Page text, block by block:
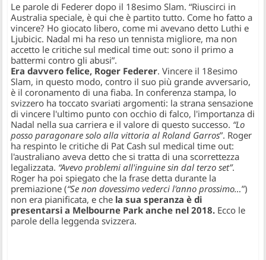
Le parole di Federer dopo il 18esimo Slam. “Riuscirci in
Australia speciale, è qui che è partito tutto. Come ho fatto a
vincere? Ho giocato libero, come mi avevano detto Luthi e
Ljubicic. Nadal mi ha reso un tennista migliore, ma non
accetto le critiche sul medical time out: sono il primo a
battermi contro gli abusi”.
Era davvero felice, Roger Federer. Vincere il 18esimo
Slam, in questo modo, contro il suo più grande avversario,
è il coronamento di una fiaba. In conferenza stampa, lo
svizzero ha toccato svariati argomenti: la strana sensazione
di vincere l'ultimo punto con occhio di falco, l'importanza di
Nadal nella sua carriera e il valore di questo successo. “Lo
posso paragonare solo alla vittoria al Roland Garros”. Roger
ha respinto le critiche di Pat Cash sul medical time out:
l'australiano aveva detto che si tratta di una scorrettezza
legalizzata. “Avevo problemi all'inguine sin dal terzo set”.
Roger ha poi spiegato che la frase detta durante la
premiazione (“Se non dovessimo vederci l'anno prossimo…”)
non era pianificata, e che la sua speranza è di
presentarsi a Melbourne Park anche nel 2018. Ecco le
parole della leggenda svizzera.